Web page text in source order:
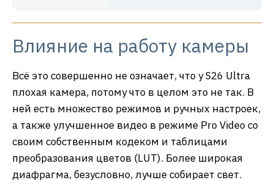
Влияние на работу камеры
Всё это совершенно не означает, что у S26 Ultra
плохая камера, потому что в целом это не так. В
ней есть множество режимов и ручных настроек,
а также улучшенное видео в режиме Pro Video со
своим собственным кодеком и таблицами
преобразования цветов (LUT). Более широкая
диафрагма, безусловно, лучше собирает свет.